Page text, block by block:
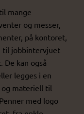
mange
og messer,
på kontoret,
til jobbintervjuet
kan også
legges i en
og materiell til
med logo